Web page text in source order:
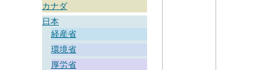
カナダ
日本
経産省
環境省
厚労省